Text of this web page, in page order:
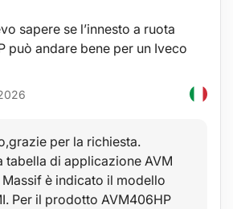
sapere se l’innesto a ruota
può andare bene per un Iveco
per la richiesta.
tabella di applicazione AVM
è indicato il modello
Per il prodotto AVM406HP